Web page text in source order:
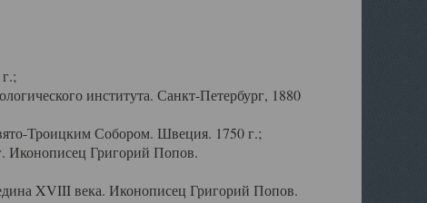
института. Санкт-Петербург, 1880
Троицким Собором. Швеция. 1750 г.;
Григорий Попов.
XVIII века. Иконописец Григорий Попов.